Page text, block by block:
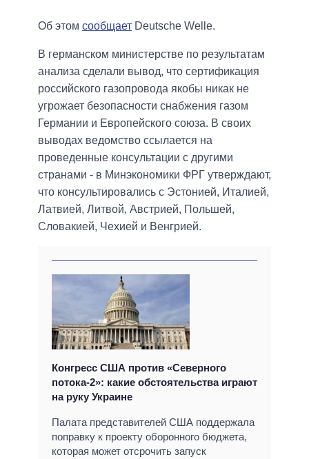
Об этом сообщает Deutsche Welle.
В германском министерстве по результатам
анализа сделали вывод, что сертификация
российского газопровода якобы никак не
угрожает безопасности снабжения газом
Германии и Европейского союза. В своих
выводах ведомство ссылается на
проведенные консультации с другими
странами - в Минэкономики ФРГ утверждают,
что консультировались с Эстонией, Италией,
Латвией, Литвой, Австрией, Польшей,
Словакией, Чехией и Венгрией.
Конгресс США против «Северного
потока-2»: какие обстоятельства играют
на руку Украине
Палата представителей США поддержала
поправку к проекту оборонного бюджета,
которая может отсрочить запуск